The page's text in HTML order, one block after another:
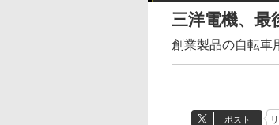
三洋電機、最
創業製品の自転車
ポスト